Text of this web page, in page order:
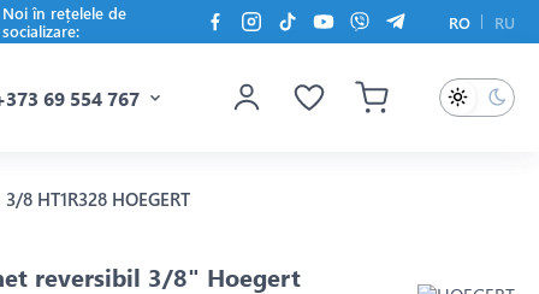
Noi în rețelele de
socializare:
RO RU
69 554 767
HT1R328 HOEGERT
reversibil 3/8" Hoegert